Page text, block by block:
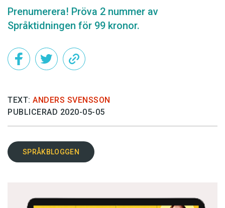
Prenumerera! Pröva 2 nummer av
Språktidningen för 99 kronor.
TEXT: ANDERS SVENSSON
PUBLICERAD 2020-05-05
SPRÅKBLOGGEN